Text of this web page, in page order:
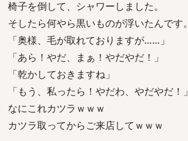
椅子を倒して、シャワーしました。
そしたら何やら黒いものが浮いたんです。
「奥様、毛が取れておりますが……」
「あら！やだ、まぁ！やだやだ！」
「乾かしておきますね」
「もう、私ったら！やだわ、やだやだ！」
なにこれカツラｗｗｗ
カツラ取ってからご来店してｗｗｗ